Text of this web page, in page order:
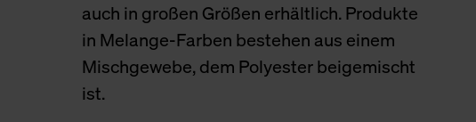
auch in großen Größen erhältlich. Produkte
in Melange-Farben bestehen aus einem
Mischgewebe, dem Polyester beigemischt
ist.